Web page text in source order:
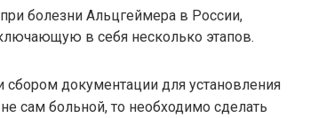
болезни Альцгеймера в России,
в себя несколько этапов.
документации для установления
сам больной, то необходимо сделать